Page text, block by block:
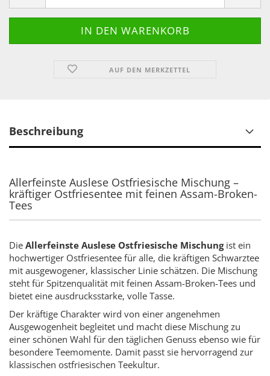
AUF DEN MERKZETTEL
Beschreibung
Allerfeinste Auslese Ostfriesische Mischung –
kräftiger Ostfriesentee mit feinen Assam-Broken-
Tees
Die Allerfeinste Auslese Ostfriesische Mischungist ein
hochwertiger Ostfriesentee für alle, die kräftigen Schwarztee
mit ausgewogener, klassischer Linie schätzen. Die Mischung
steht für Spitzenqualität mit feinen Assam-Broken-Tees und
bietet eine ausdrucksstarke, volle Tasse.
Der kräftige Charakter wird von einer angenehmen
Ausgewogenheit begleitet und macht diese Mischung zu
einer schönen Wahl für den täglichen Genuss ebenso wie für
besondere Teemomente. Damit passt sie hervorragend zur
klassischen ostfriesischen Teekultur.